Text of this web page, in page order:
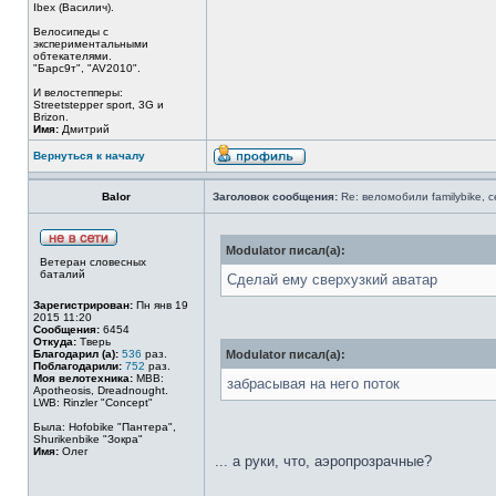
Ibex (Василич).
Велосипеды с
экспериментальными
обтекателями.
"Барс9т", "AV2010".
И велостепперы:
Streetstepper sport, 3G и
Brizon.
Имя: Дмитрий
Вернуться к началу
Balor Заголовок сообщения: Re: веломобили familybike,
Ветеран словесных
баталий
Зарегистрирован: Пн янв 19
2015 11:20
Сообщения: 6454
Откуда: Тверь
Благодарил (а): 536 раз.
Поблагодарили: 752 раз.
Моя велотехника: MBB:
Apotheosis, Dreadnought.
LWB: Rinzler "Concept"
Была: Hofobike "Пантера",
Shurikenbike "Зокра"
Имя: Олег
Modulator писал(а):
Сделай ему сверхузкий аватар
Modulator писал(а):
забрасывая на него поток
... а руки, что, аэропрозрачные?